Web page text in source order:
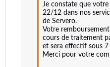
Je constate que
22/12 dans nos
de Servero.
Votre
cours de traitement
et sera effectif sous
Merci pour votre